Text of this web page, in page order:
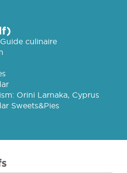
culinaire
Orini Larnaka, Cyprus
Sweets&Pies